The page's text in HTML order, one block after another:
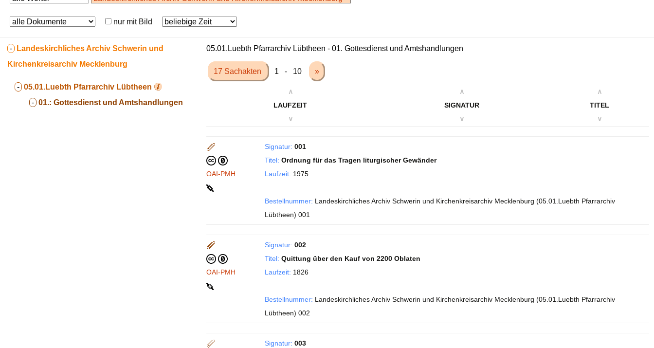
nur mit Bild
- Landeskirchliches Archiv Schwerin und
Kirchenkreisarchiv Mecklenburg
- 05.01.Luebth Pfarrarchiv Lübtheen
- 01.: Gottesdienst und Amtshandlungen
05.01.Luebth Pfarrarchiv Lübtheen - 01. Gottesdienst und Amtshandlungen
17 Sachakten 1 - 10 »
∧
LAUFZEIT
∨
∧
SIGNATUR
∨
∧
TITEL
∨
OAI-PMH
Signatur: 001
Titel: Ordnung für das Tragen liturgischer Gewänder
Laufzeit: 1975
Bestellnummer: Landeskirchliches Archiv Schwerin und Kirchenkreisarchiv Mecklenburg (05.01.Luebth Pfarrarchiv
Lübtheen) 001
OAI-PMH
Signatur: 002
Titel: Quittung über den Kauf von 2200 Oblaten
Laufzeit: 1826
Bestellnummer: Landeskirchliches Archiv Schwerin und Kirchenkreisarchiv Mecklenburg (05.01.Luebth Pfarrarchiv
Lübtheen) 002
Signatur: 003